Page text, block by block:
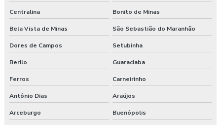
Centralina Bonito de Minas
Bela Vista de Minas São Sebastião do Maranhão
Dores de Campos Setubinha
Berilo Guaraciaba
Ferros Carneirinho
Antônio Dias Araújos
Arceburgo Buenópolis